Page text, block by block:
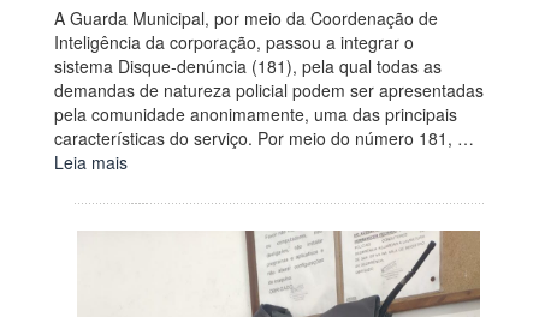
A Guarda Municipal, por meio da Coordenação de
Inteligência da corporação, passou a integrar o
sistema Disque-denúncia (181), pela qual todas as
demandas de natureza policial podem ser apresentadas
pela comunidade anonimamente, uma das principais
características do serviço. Por meio do número 181, …
Leia mais